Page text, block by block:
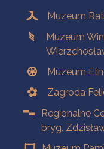
Muzeum
Muzeum
Muzeum
Zagroda
Regionalne
bryg.